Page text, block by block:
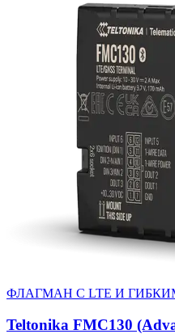
ФЛАГМАН С LTE И
Teltonika FMC130